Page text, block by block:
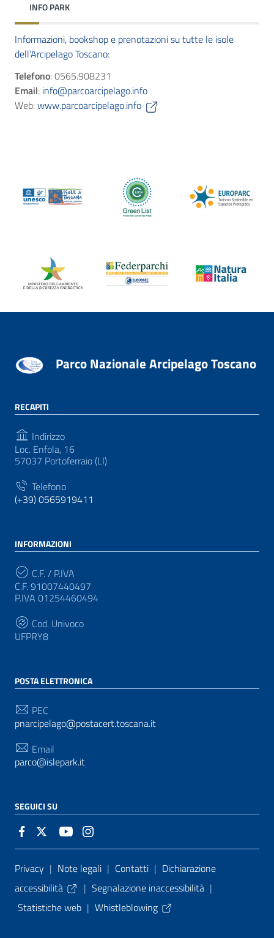
INFO PARK
Informazioni, bookshop e prenotazioni su tutte le isole
dell’Arcipelago Toscano:
Telefono: 0565.908231
Email: info@parcoarcipelago.info
Web:www.parcoarcipelago.info
Parco Nazionale Arcipelago Toscano
RECAPITI
Indirizzo
Loc. Enfola, 16
57037 Portoferraio (LI)
Telefono
(+39) 0565919411
INFORMAZIONI
C.F. / P.IVA
C.F. 91007440497
P.IVA 01254460494
Cod. Univoco
UFPRY8
POSTA ELETTRONICA
PEC
pnarcipelago@postacert.toscana.it
Email
parco@islepark.it
SEGUICI SU
Sezione Link Utili
Privacy | Note legali | Contatti | Dichiarazione
accessibilità
| Segnalazione inaccessibilità |
Statistiche web | Whistleblowing